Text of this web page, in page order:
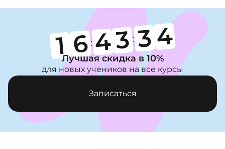
1 6:43 : 33
Лучшая скидка в 10%
для новых учеников на все курсы
Записаться